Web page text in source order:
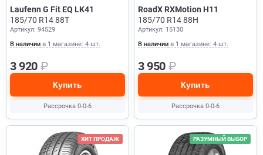
Laufenn G Fit EQ LK41
185/70 R14 88T
Артикул: 94529
В наличии в 1 магазине: 4 шт.
3 920 ₽
Купить
Рассрочка 0-0-6
RoadX RXMotion H11
185/70 R14 88H
Артикул: 15130
В наличии в 1 магазине: 4 шт.
3 950 ₽
Купить
Рассрочка 0-0-6
ХИТ ПРОДАЖ РАЗУМНЫЙ ВЫБОР